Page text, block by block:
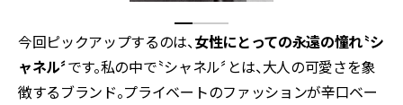
今回ピックアップするのは、女性にとっての永遠の憧れ〝シ
ャネル〞です。私の中で〝シャネル〞とは、大人の可愛さを象
徴するブランド。プライベートのファッションが辛口ベー